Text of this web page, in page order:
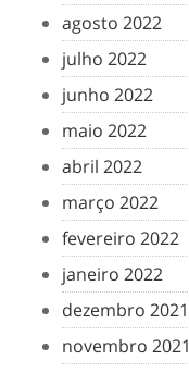
agosto 2022
julho 2022
junho 2022
maio 2022
abril 2022
março 2022
fevereiro 2022
janeiro 2022
dezembro 2021
novembro 2021